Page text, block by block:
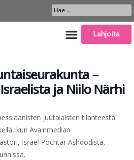
Search
...
Lahjoita
–
ja Niilo Närhi
juutalaisten tilanteesta
kun Avainmedian
Israel Pochtar Ashdodista,